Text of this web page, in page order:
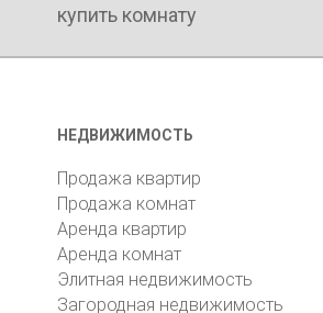
купить комнату
НЕДВИЖИМОСТЬ
Продажа квартир
Продажа комнат
Аренда квартир
Аренда комнат
Элитная недвижимость
Загородная недвижимость